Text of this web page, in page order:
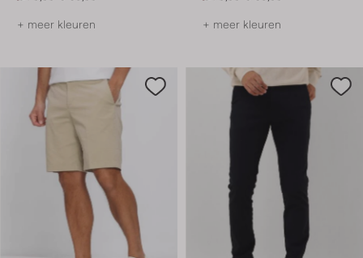
+ meer kleuren + meer kleuren